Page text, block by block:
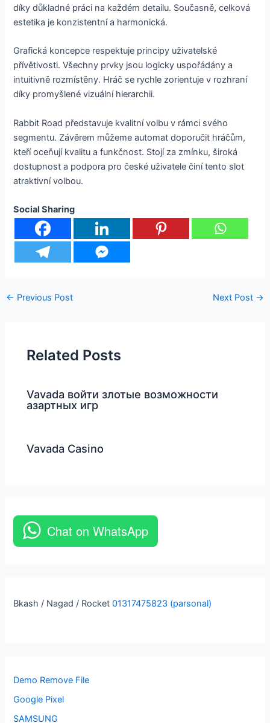
díky důkladné práci na každém detailu. Současně, celková
estetika je konzistentní a harmonická.
Grafická koncepce respektuje principy uživatelské
přívětivosti. Všechny prvky jsou logicky uspořádány a
intuitivně rozmístěny. Hráč se rychle zorientuje v rozhraní
díky promyšlené vizuální hierarchii.
Rabbit Road představuje kvalitní volbu v rámci svého
segmentu. Závěrem můžeme automat doporučit hráčům,
kteří oceňují kvalitu a funkčnost. Stojí za zmínku, široká
dostupnost a podpora pro české uživatele činí tento slot
atraktivní volbou.
Social Sharing
← Previous Post Next Post →
Related Posts
Vavada войти злотые возможности
азартных игр
Vavada Casino
Chat on WhatsApp
Bkash / Nagad / Rocket01317475823 (parsonal)
Demo Remove File
Google Pixel
SAMSUNG